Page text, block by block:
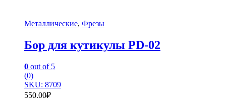
Металлические, Фрезы
Бор для кутикулы PD-02
0 out of 5
(0)
SKU: 8709
550.00₽